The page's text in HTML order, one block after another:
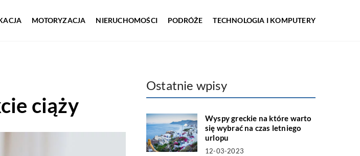
MOTORYZACJA NIERUCHOMOŚCI PODRÓŻE TECHNOLOGIA I KOMPUTERY
ciąży
Ostatnie wpisy
Wyspy greckie na które warto
się wybrać na czas letniego
urlopu
12-03-2023